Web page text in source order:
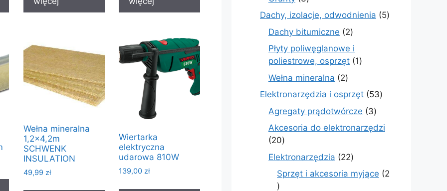
Wełna mineralna
1,2×4,2m
SCHWENK
INSULATION
49,99 zł
Wiertarka
elektryczna
udarowa 810W
139,00 zł
produkty
Dachy, izolacje, odwodnienia 55
Dachy bitumiczne 22
produkty
Płyty poliwęglanowe i
poliestrowe, osprzęt 11
Wełna mineralna 22
produkty
Elektronarzędzia i osprzęt 5353
Agregaty prądotwórcze 33
produkty
Akcesoria do elektronarzędzi
2020
produktów
Elektronarzędzia 2222
produkty
Sprzęt i akcesoria myjące
2
2